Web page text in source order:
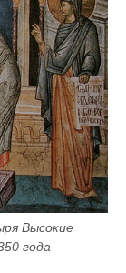
Высокие
года